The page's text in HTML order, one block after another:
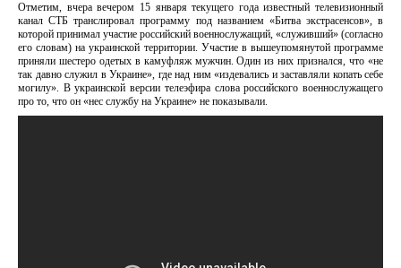
Отметим, вчера вечером 15 января текущего года известный телевизионный
канал СТБ транслировал программу под названием «Битва экстрасенсов», в
которой принимал участие российский военнослужащий, «служивший» (согласно
его словам) на украинской территории. Участие в вышеупомянутой программе
приняли шестеро одетых в камуфляж мужчин. Один из них признался, что «не
так давно служил в Украине», где над ним «издевались и заставляли копать себе
могилу». В украинской версии телеэфира слова российского военнослужащего
про то, что он «нес службу на Украине» не показывали.